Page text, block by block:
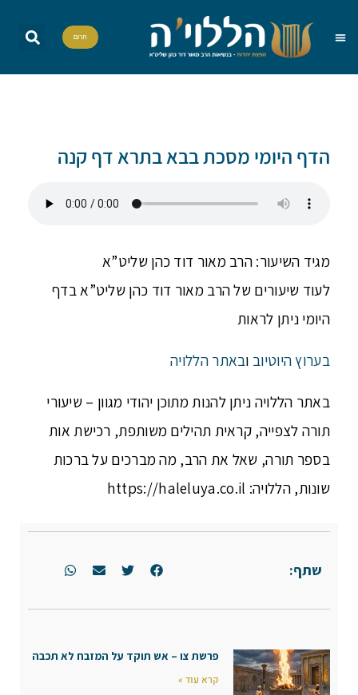
תרום
שתף:
פרשת צו – אש תוקד על המזבח לא תכבה
קרא עוד »
הדף היומי מסכת בבא בתרא דף קנה
מגיד השיעור: הרב מאור דוד כהן שליט”א
לעוד שיעורים של הרב מאור דוד כהן שליט”א בדף
היומי ניתן לראות
בערוץ היוטיוב ובאתר הללויה
באתר הללויה ניתן להנות מתוכן יהודי מגוון – שיעורי
תורה לצפייה, קראית תהילים משותפת, רכישת אות
בספר תורה, שאל את הרב, מה מברכים על ברכות
שונות, הללויה: https://haleluya.co.il